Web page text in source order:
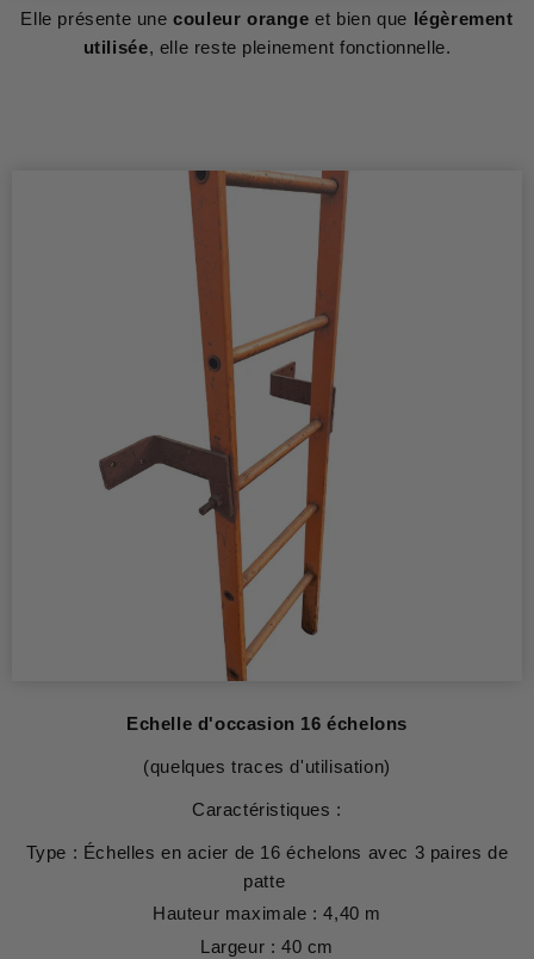
Elle présente unecouleur orange et bien que légèrement
utilisée, elle reste pleinement fonctionnelle.
Echelle d'occasion 16 échelons
(quelques traces d'utilisation)
Caractéristiques :
Type : Échelles en acier de 16 échelons avec 3 paires de
patte
Hauteur maximale : 4,40 m
Largeur : 40 cm